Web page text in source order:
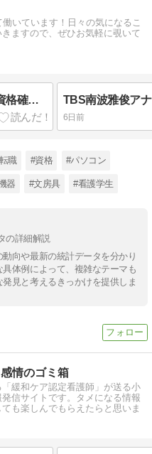
いています！日々の気になるこ
ますので、ぜひお気軽に覗いて
【2026年8月】マイナ保険証と資格確認書の違いと10割負担対処法
6日前
職 #資格 #パソコン
器 #文房具 #看護学生
の詳細解説
向や最新の統計データを分かり
体例によって、複雑なテーマも
見と考えるきっかけを提供しま
情のゴミ箱
緩和ケア認定看護師」が送る小
信サイトです。タメになる情報
も楽しんでもらえたらと思いま